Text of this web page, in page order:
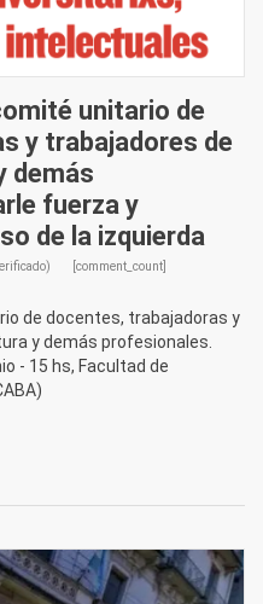
unitario de
y trabajadores de
demás
fuerza y
de la izquierda
[comment_count]
de docentes, trabajadoras y
y demás profesionales.
- 15 hs, Facultad de